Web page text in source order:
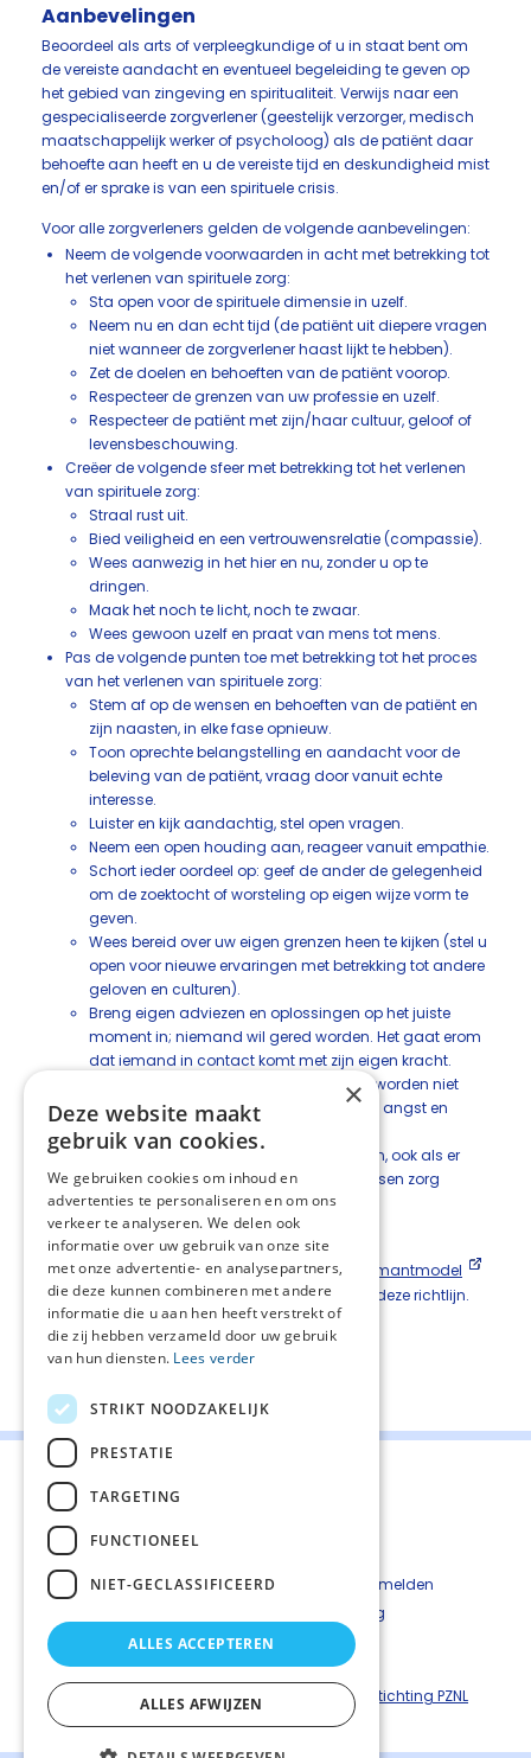
Aanbevelingen
Beoordeel als arts of verpleegkundige of u in staat bent om
de vereiste aandacht en eventueel begeleiding te geven op
het gebied van zingeving en spiritualiteit. Verwijs naar een
gespecialiseerde zorgverlener (geestelijk verzorger, medisch
maatschappelijk werker of psycholoog) als de patiënt daar
behoefte aan heeft en u de vereiste tijd en deskundigheid mist
en/of er sprake is van een spirituele crisis.
Voor alle zorgverleners gelden de volgende aanbevelingen:
Neem de volgende voorwaarden in acht met betrekking tot
het verlenen van spirituele zorg:
Sta open voor de spirituele dimensie in uzelf.
Neem nu en dan echt tijd (de patiënt uit diepere vragen
niet wanneer de zorgverlener haast lijkt te hebben).
Zet de doelen en behoeften van de patiënt voorop.
Respecteer de grenzen van uw professie en uzelf.
Respecteer de patiënt met zijn/haar cultuur, geloof of
levensbeschouwing.
Creëer de volgende sfeer met betrekking tot het verlenen
van spirituele zorg:
Straal rust uit.
Bied veiligheid en een vertrouwensrelatie (compassie).
Wees aanwezig in het hier en nu, zonder u op te
dringen.
Maak het noch te licht, noch te zwaar.
Wees gewoon uzelf en praat van mens tot mens.
Pas de volgende punten toe met betrekking tot het proces
van het verlenen van spirituele zorg:
Stem af op de wensen en behoeften van de patiënt en
zijn naasten, in elke fase opnieuw.
Toon oprechte belangstelling en aandacht voor de
beleving van de patiënt, vraag door vanuit echte
interesse.
Luister en kijk aandachtig, stel open vragen.
Neem een open houding aan, reageer vanuit empathie.
Schort ieder oordeel op: geef de ander de gelegenheid
om de zoektocht of worsteling op eigen wijze vorm te
geven.
Wees bereid over uw eigen grenzen heen te kijken (stel u
open voor nieuwe ervaringen met betrekking tot andere
geloven en culturen).
Breng eigen adviezen en oplossingen op het juiste
moment in; niemand wil gered worden. Het gaat erom
dat iemand in contact komt met zijn eigen kracht.
Vat boosheid en verwijten die gemaakt worden niet
persoonlijk op: ze kunnen voortkomen uit angst en
verdriet.
Blijf beschikbaar voor patiënt en naasten, ook als er
niets meer ‘gedaan’ kan worden of mensen zorg
weigeren.
Ter informatie
Klik hier voor eeninformatiefilmpje over het diamantmodel
(Ars Moriendi model) zoals dat genoemd is in deze richtlijn.
Deel deze pagina:
Contact
Kwetsbaarheid melden
Privacyverkaring
Disclaimer
Richtlijnen palliatieve zorg is een uitgave van © Stichting PZNL
×
Deze website maakt
gebruik van cookies.
We gebruiken cookies om inhoud en
advertenties te personaliseren en om ons
verkeer te analyseren. We delen ook
informatie over uw gebruik van onze site
met onze advertentie- en analysepartners,
die deze kunnen combineren met andere
informatie die u aan hen heeft verstrekt of
die zij hebben verzameld door uw gebruik
van hun diensten. Lees verder
STRIKT NOODZAKELIJK
PRESTATIE
TARGETING
FUNCTIONEEL
NIET-GECLASSIFICEERD
ALLES ACCEPTEREN
ALLES AFWIJZEN